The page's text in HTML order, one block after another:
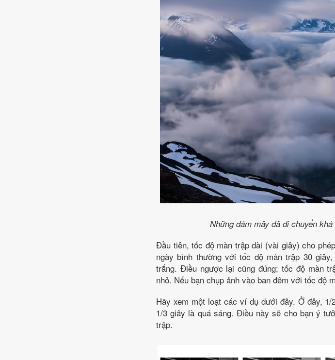
Những đám mây đã di chuyển
Đầu tiên, tốc độ màn trập dài (vài giây) cho
ngày bình thường với tốc độ màn trập 30
trắng. Điều ngược lại cũng đúng; tốc độ màn
nhỏ. Nếu bạn chụp ảnh vào ban đêm với tốc độ
Hãy xem một loạt các ví dụ dưới đây. Ở đây,
1/3 giây là quá sáng. Điều này sẽ cho bạn ý
trập.